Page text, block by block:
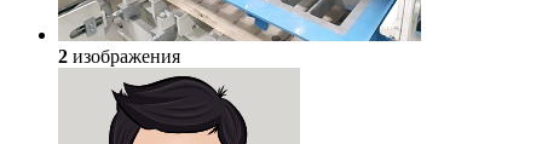
2 изображения